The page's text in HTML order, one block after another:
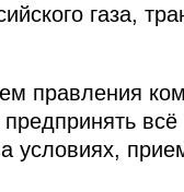
газа,
правления
условиях,